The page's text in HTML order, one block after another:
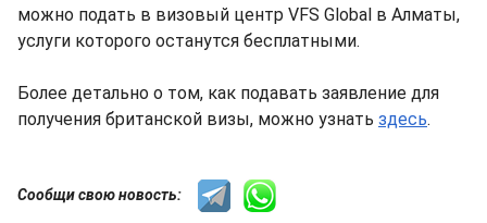
можно подать в визовый центр VFS Global в Алматы,
услуги которого останутся бесплатными.
Более детально о том, как подавать заявление для
получения британской визы, можно узнать здесь.
Сообщи свою новость: